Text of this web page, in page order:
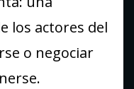
los actores del
o negociar